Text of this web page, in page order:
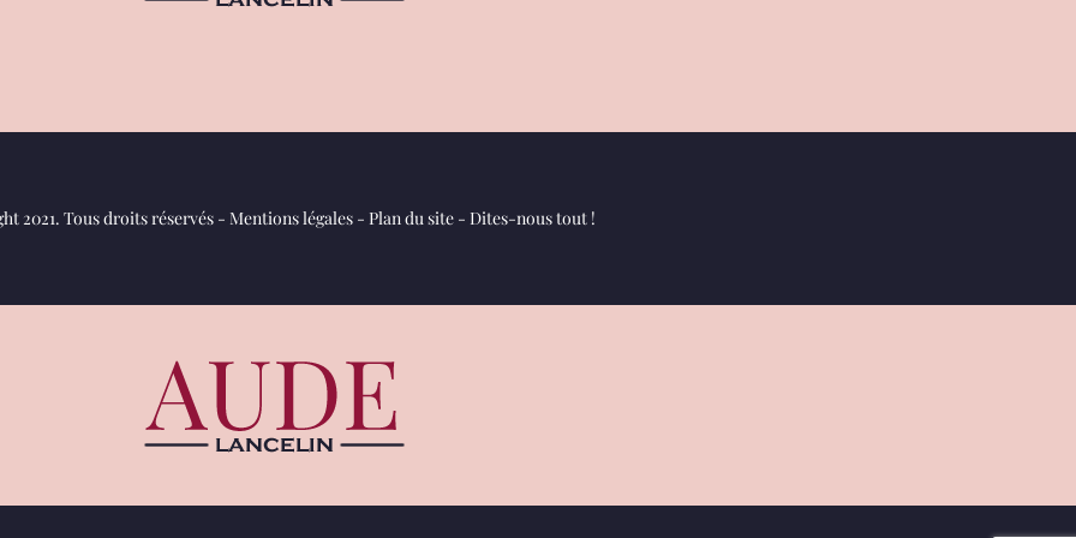
2021. Tous droits réservés - Mentions légales- Plan du site- Dites-nous tout !